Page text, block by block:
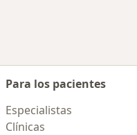
Para los pacientes
Especialistas
Clínicas